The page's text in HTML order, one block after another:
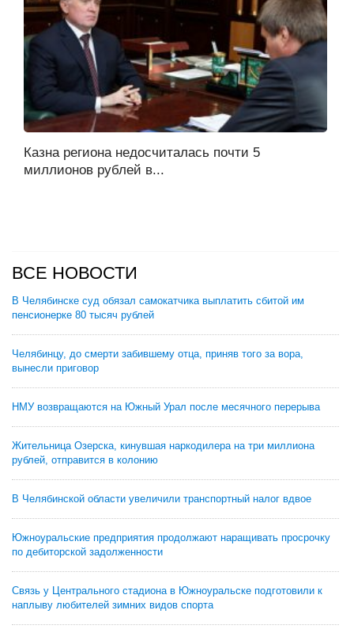
Казна региона недосчиталась почти 5
миллионов рублей в...
ВСЕ НОВОСТИ
В Челябинске суд обязал самокатчика выплатить сбитой им
пенсионерке 80 тысяч рублей
Челябинцу, до смерти забившему отца, приняв того за вора,
вынесли приговор
НМУ возвращаются на Южный Урал после месячного перерыва
Жительница Озерска, кинувшая наркодилера на три миллиона
рублей, отправится в колонию
В Челябинской области увеличили транспортный налог вдвое
Южноуральские предприятия продолжают наращивать просрочку
по дебиторской задолженности
Связь у Центрального стадиона в Южноуральске подготовили к
наплыву любителей зимних видов спорта